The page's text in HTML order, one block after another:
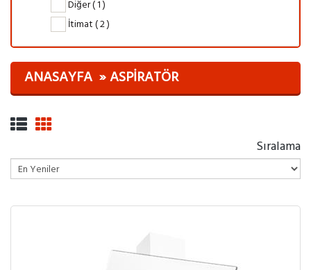
Diğer ( 1 )
İtimat ( 2 )
ANASAYFA ASPIRATÖR
Sıralama